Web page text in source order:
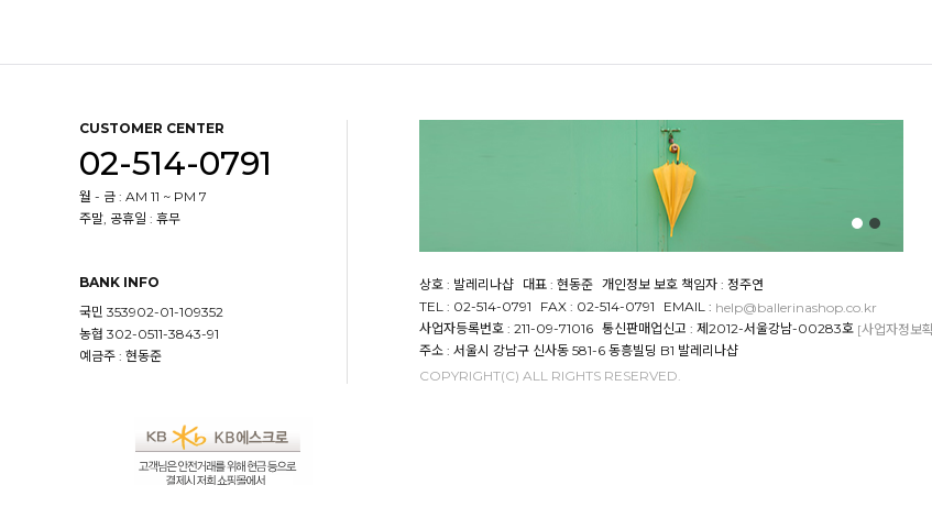
CUSTOMER CENTER
02-514-0791
월 - 금 : AM 11 ~ PM 7
주말, 공휴일 : 휴무
BANK INFO
국민 353902-01-109352
농협 302-0511-3843-91
예금주 : 현동준
상호 : 발레리나샵 대표 : 현동준 개인정보 보호 책임자 : 정주연
TEL : 02-514-0791
FAX : 02-514-0791 EMAIL : help@ballerinashop.co.kr
사업자등록번호 : 211-09-71016 통신판매업신고 : 제2012-서울강남-00283호 [사업자정보
주소 : 서울시 강남구 신사동 581-6 동흥빌딩 B1 발레리나샵
COPYRIGHT(C) ALL RIGHTS RESERVED.